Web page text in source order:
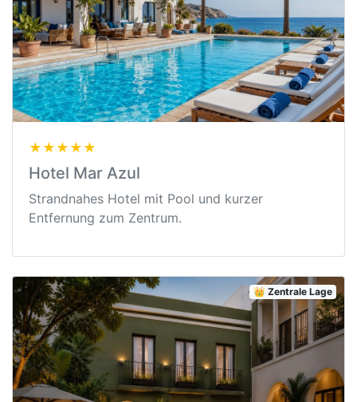
★★★★★
Hotel Mar Azul
Strandnahes Hotel mit Pool und kurzer
Entfernung zum Zentrum.
👑 Zentrale Lage